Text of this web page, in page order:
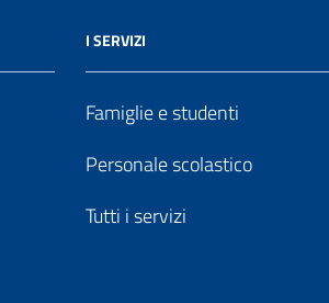
I SERVIZI
Famiglie e studenti
Personale scolastico
Tutti i servizi